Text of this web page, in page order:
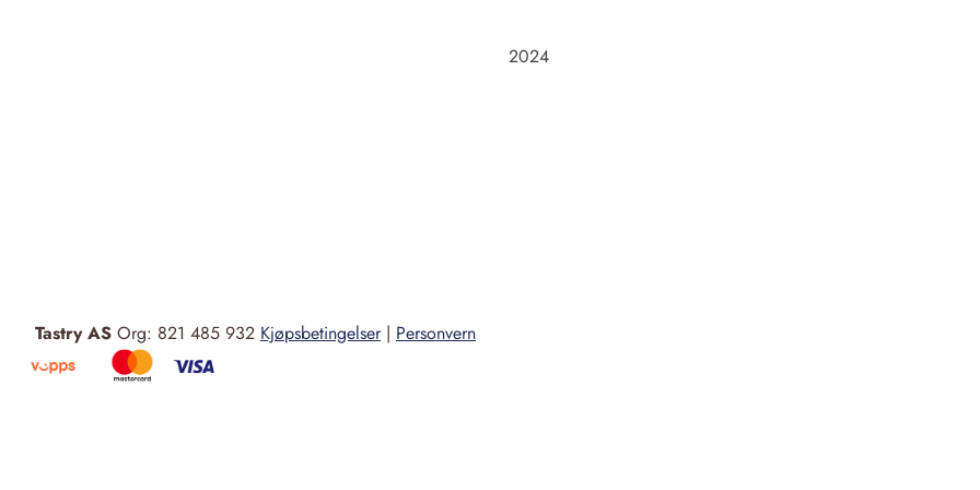
Tastry AS Org: 821 485 932 Kjøpsbetingelser| Personvern
2024